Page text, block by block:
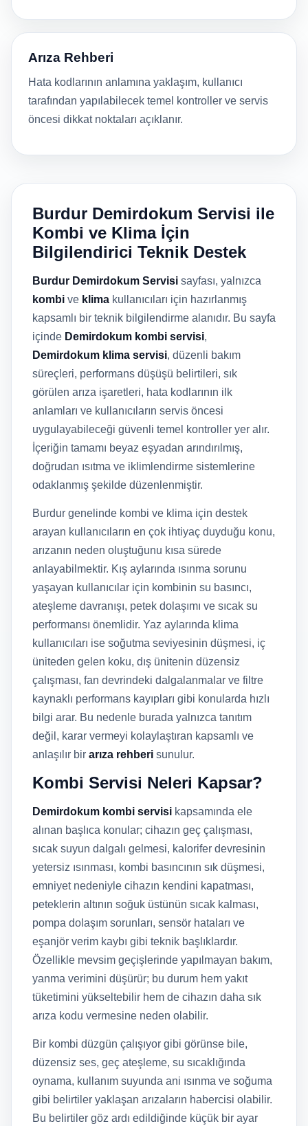
Arıza Rehberi
Hata kodlarının anlamına yaklaşım, kullanıcı
tarafından yapılabilecek temel kontroller ve servis
öncesi dikkat noktaları açıklanır.
Burdur Demirdokum Servisi ile
Kombi ve Klima İçin
Bilgilendirici Teknik Destek
Burdur Demirdokum Servisi sayfası, yalnızca
kombi ve klima kullanıcıları için hazırlanmış
kapsamlı bir teknik bilgilendirme alanıdır. Bu sayfa
içinde Demirdokum kombi servisi,
Demirdokum klima servisi, düzenli bakım
süreçleri, performans düşüşü belirtileri, sık
görülen arıza işaretleri, hata kodlarının ilk
anlamları ve kullanıcıların servis öncesi
uygulayabileceği güvenli temel kontroller yer alır.
İçeriğin tamamı beyaz eşyadan arındırılmış,
doğrudan ısıtma ve iklimlendirme sistemlerine
odaklanmış şekilde düzenlenmiştir.
Burdur genelinde kombi ve klima için destek
arayan kullanıcıların en çok ihtiyaç duyduğu konu,
arızanın neden oluştuğunu kısa sürede
anlayabilmektir. Kış aylarında ısınma sorunu
yaşayan kullanıcılar için kombinin su basıncı,
ateşleme davranışı, petek dolaşımı ve sıcak su
performansı önemlidir. Yaz aylarında klima
kullanıcıları ise soğutma seviyesinin düşmesi, iç
üniteden gelen koku, dış ünitenin düzensiz
çalışması, fan devrindeki dalgalanmalar ve filtre
kaynaklı performans kayıpları gibi konularda hızlı
bilgi arar. Bu nedenle burada yalnızca tanıtım
değil, karar vermeyi kolaylaştıran kapsamlı ve
anlaşılır bir arıza rehberi sunulur.
Kombi Servisi Neleri Kapsar?
Demirdokum kombi servisi kapsamında ele
alınan başlıca konular; cihazın geç çalışması,
sıcak suyun dalgalı gelmesi, kalorifer devresinin
yetersiz ısınması, kombi basıncının sık düşmesi,
emniyet nedeniyle cihazın kendini kapatması,
peteklerin altının soğuk üstünün sıcak kalması,
pompa dolaşım sorunları, sensör hataları ve
eşanjör verim kaybı gibi teknik başlıklardır.
Özellikle mevsim geçişlerinde yapılmayan bakım,
yanma verimini düşürür; bu durum hem yakıt
tüketimini yükseltebilir hem de cihazın daha sık
arıza kodu vermesine neden olabilir.
Bir kombi düzgün çalışıyor gibi görünse bile,
düzensiz ses, geç ateşleme, su sıcaklığında
oynama, kullanım suyunda ani ısınma ve soğuma
gibi belirtiler yaklaşan arızaların habercisi olabilir.
Bu belirtiler göz ardı edildiğinde küçük bir ayar